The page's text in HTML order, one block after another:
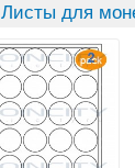
Листы для